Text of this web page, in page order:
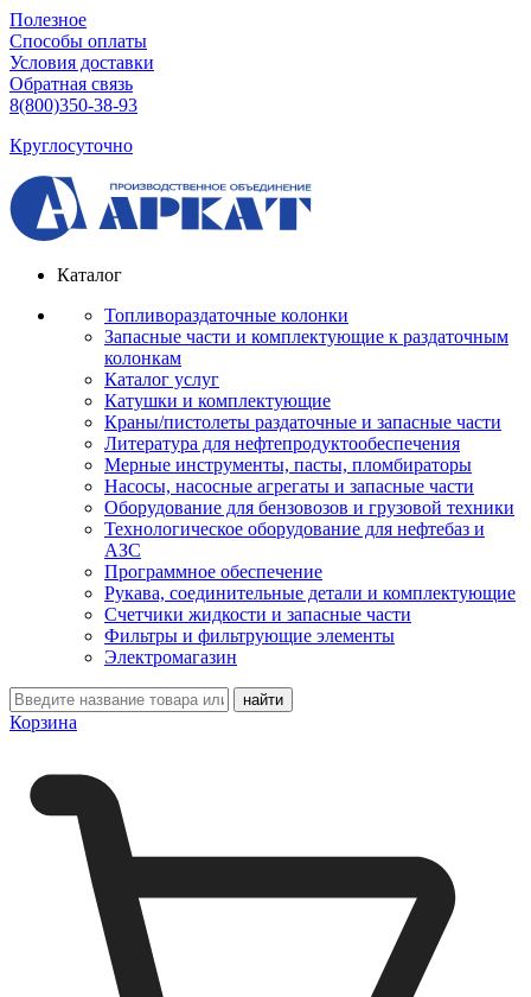
Полезное
Способы оплаты
Условия доставки
Обратная связь
8(800)350-38-93
Круглосуточно
Каталог
Топливораздаточные колонки
Запасные части и комплектующие к раздаточным
колонкам
Каталог услуг
Катушки и комплектующие
Краны/пистолеты раздаточные и запасные части
Литература для нефтепродуктообеспечения
Мерные инструменты, пасты, пломбираторы
Насосы, насосные агрегаты и запасные части
Оборудование для бензовозов и грузовой техники
Технологическое оборудование для нефтебаз и
АЗС
Программное обеспечение
Рукава, соединительные детали и комплектующие
Счетчики жидкости и запасные части
Фильтры и фильтрующие элементы
Электромагазин
Корзина